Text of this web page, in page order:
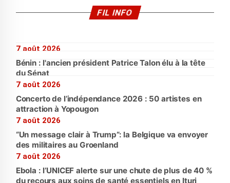
FIL INFO
7 août 2026
Bénin : l'ancien président Patrice Talon élu à la tête
du Sénat
7 août 2026
Concerto de l’indépendance 2026 : 50 artistes en
attraction à Yopougon
7 août 2026
“Un message clair à Trump”: la Belgique va envoyer
des militaires au Groenland
7 août 2026
Ebola : l’UNICEF alerte sur une chute de plus de 40 %
du recours aux soins de santé essentiels en Ituri